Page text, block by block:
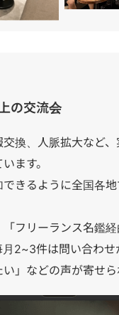
の交流会
換、人脈拡大など
ます。
きるように全国各
フリーランス名鑑
2~3件は問い合わせ
」などの声が寄せら